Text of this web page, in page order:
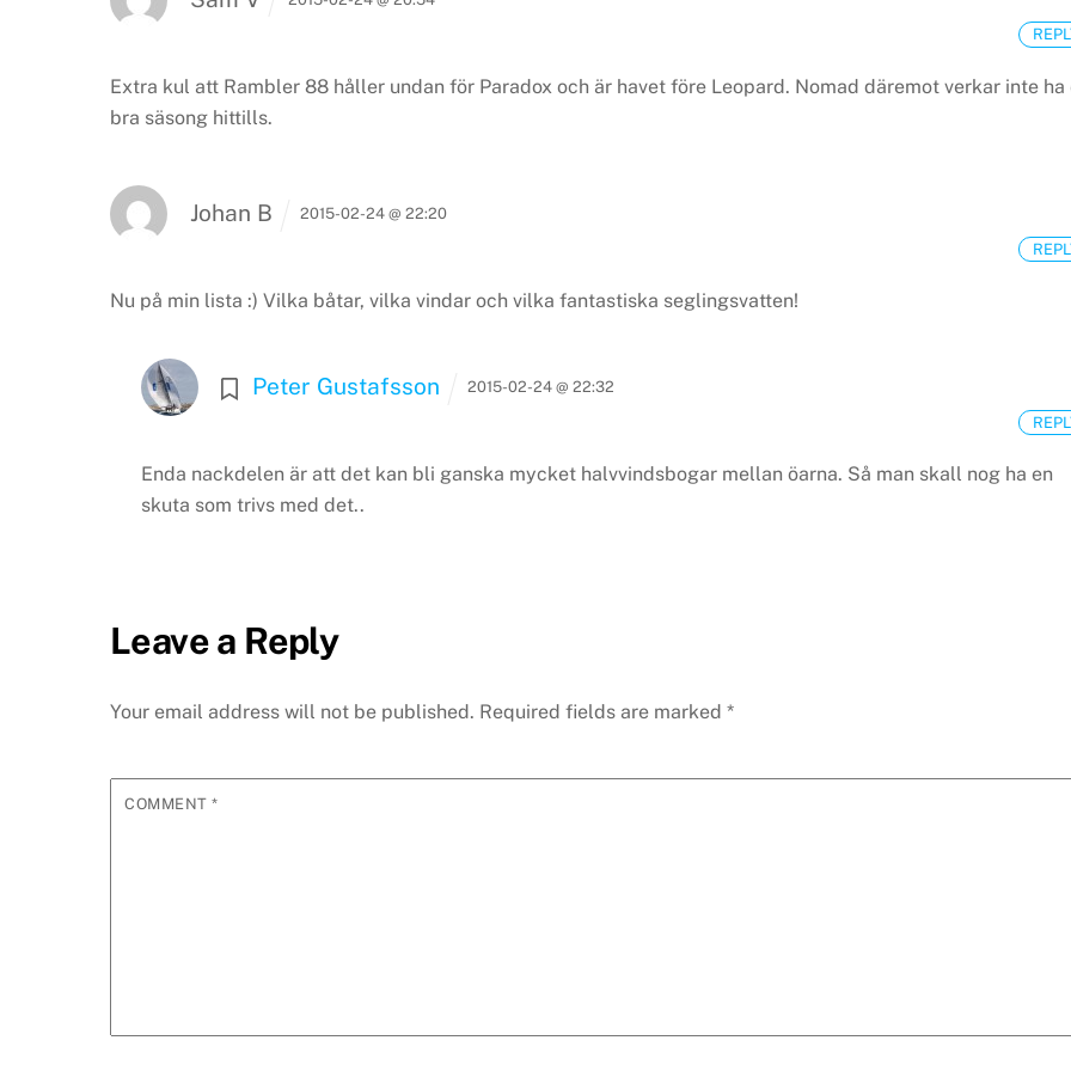
Extra kul att Rambler 88 håller undan för Paradox och är havet före Leopard. Nomad däremot verkar inte ha
bra säsong hittills.
Johan B 2015-02-24 @ 22:20
Nu på min lista :) Vilka båtar, vilka vindar och vilka fantastiska seglingsvatten!
Peter Gustafsson 2015-02-24 @ 22:32
Enda nackdelen är att det kan bli ganska mycket halvvindsbogar mellan öarna. Så man skall nog ha en
skuta som trivs med det..
Leave a Reply
Your email address will not be published. Required fields are marked *
COMMENT*